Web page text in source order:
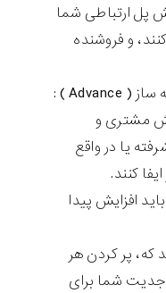
پل ارتباطی شما
و فروشنده
A لیست اسامی افراد مجموعه ساز ( Advance ) :
مشتری و
يا در واقع
كنند.
افزايش پيدا
كه، پر كردن هر
شما برای